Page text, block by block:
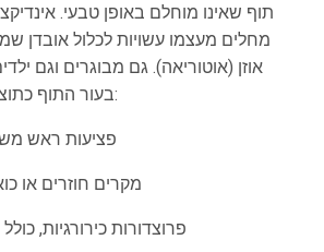
תוף שאינו מוחלם באופן טבעי.
מחלים מעצמו עשויות לכלול אובדן
אוזן (אוטוריאה). גם מבוגרים וגם
בעור התוף כתוצאה מגורמים שונים:
פציעות ראש
מקרים חוזרים או
פרוצדורות כירורגיות,